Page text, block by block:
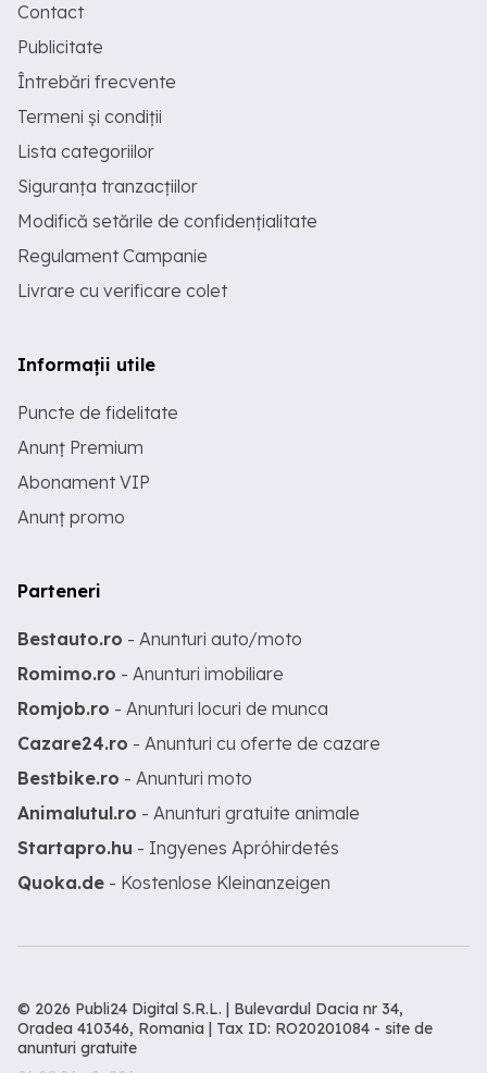
Contact
Publicitate
Întrebări frecvente
Termeni și condiții
Lista categoriilor
Siguranța tranzacțiilor
Modifică setările de confidențialitate
Regulament Campanie
Livrare cu verificare colet
Informații utile
Puncte de fidelitate
Anunț Premium
Abonament VIP
Anunț promo
Parteneri
Bestauto.ro - Anunturi auto/moto
Romimo.ro - Anunturi imobiliare
Romjob.ro - Anunturi locuri de munca
Cazare24.ro - Anunturi cu oferte de cazare
Bestbike.ro - Anunturi moto
Animalutul.ro - Anunturi gratuite animale
Startapro.hu - Ingyenes Apróhirdetés
Quoka.de - Kostenlose Kleinanzeigen
© 2026 Publi24 Digital S.R.L. | Bulevardul Dacia nr 34,
Oradea 410346, Romania | Tax ID: RO20201084 - site de
anunturi gratuite